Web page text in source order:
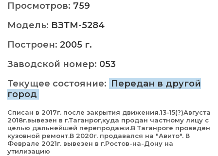
Просмотров: 759
Модель: ВЗТМ-5284
Построен: 2005 г.
Заводской номер: 053
Текущее состояние: Передан в другой
город
Списан в 2017г. после закрытия движения.13-15(?)Августа
2018г.вывезен в г.Таганрог,куда продан частному лицу с
целью дальнейшей перепродажи.В Таганроге проведен
кузовной ремонт.В 2020г. продавался на "Авито". В
Феврале 2021г. вывезен в г.Ростов-на-Дону на
утилизацию